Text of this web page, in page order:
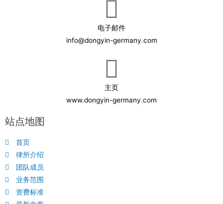
电子邮件
info@dongyin-germany.com
主页
www.dongyin-germany.com
站点地图
首页
律所介绍
团队成员
业务范围
资费标准